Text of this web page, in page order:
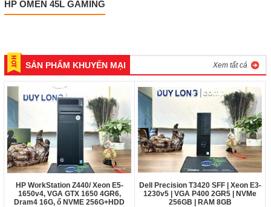
HP OMEN 45L GAMING
SẢN PHẨM KHUYẾN MẠI Xem tất cả
HP WorkStation Z440/ Xeon E5-
1650v4, VGA GTX 1650 4GR6,
Dram4 16G, ổ NVME 256G+HDD
Dell Precision T3420 SFF | Xeon E3-
1230v5 | VGA P400 2GR5 | NVMe
256GB | RAM 8GB